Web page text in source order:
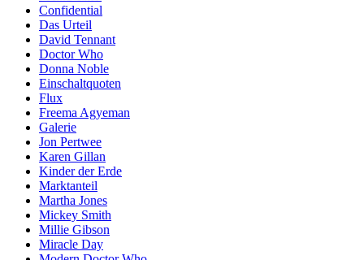
Confidential
Das Urteil
David Tennant
Doctor Who
Donna Noble
Einschaltquoten
Flux
Freema Agyeman
Galerie
Jon Pertwee
Karen Gillan
Kinder der Erde
Marktanteil
Martha Jones
Mickey Smith
Millie Gibson
Miracle Day